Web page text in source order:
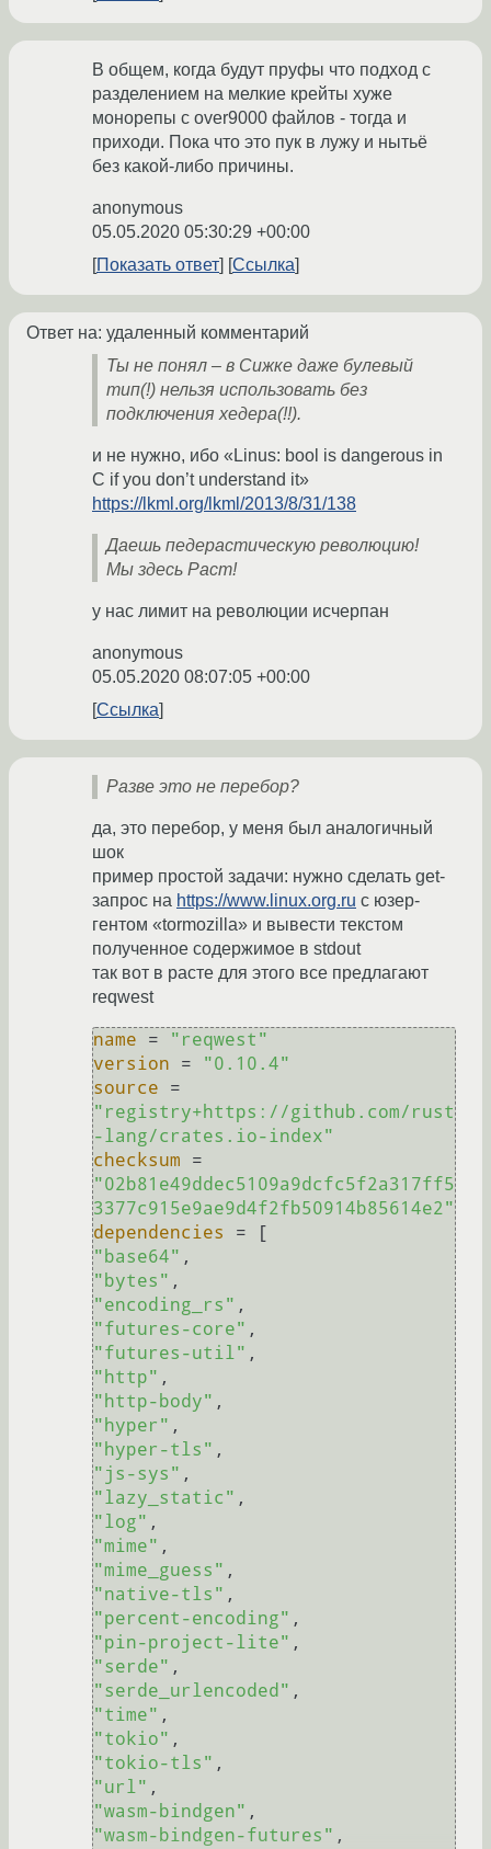
В общем, когда будут пруфы что подход с
разделением на мелкие крейты хуже
монорепы с over9000 файлов - тогда и
приходи. Пока что это пук в лужу и нытьё
без какой-либо причины.
anonymous
05.05.2020 05:30:29 +00:00
Показать ответ
Ссылка
Ответ на: удаленный комментарий
Ты не понял – в Сижке даже булевый
тип(!) нельзя использовать без
подключения хедера(!!).
и не нужно, ибо «Linus: bool is dangerous in
C if you don’t understand it»
https://lkml.org/lkml/2013/8/31/138
Даешь педерастическую революцию!
Мы здесь Раст!
у нас лимит на революции исчерпан
anonymous
05.05.2020 08:07:05 +00:00
Ссылка
Разве это не перебор?
да, это перебор, у меня был аналогичный
шок
пример простой задачи: нужно сделать get-
запрос на https://www.linux.org.ru с юзер-
гентом «tormozilla» и вывести текстом
полученное содержимое в stdout
так вот в расте для этого все предлагают
reqwest
name =
"reqwest"
version =
"0.10.4"
source
"registry+https://github.com/rust
-lang/crates.io-index"
checksum
"02b81e49ddec5109a9dcfc5f2a317ff5
3377c915e9ae9d4f2fb50914b85614e2"
dependencies
"base64"
"bytes"
"encoding_rs"
"futures-core"
"futures-util"
"http"
"http-body"
"hyper"
"hyper-tls"
"js-sys"
"lazy_static"
"log"
"mime"
"mime_guess"
"native-tls"
"percent-encoding"
"pin-project-lite"
"serde"
"serde_urlencoded"
"time"
"tokio"
"tokio-tls"
"url"
"wasm-bindgen"
"wasm-bindgen-futures"